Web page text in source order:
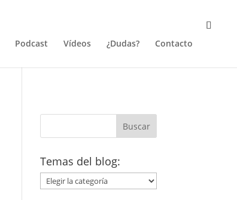
Podcast Vídeos ¿Dudas? Contacto
Temas del blog:
Temas
del